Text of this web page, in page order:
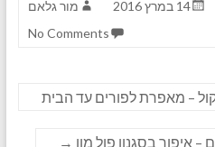
מור גלאם 14 במרץ 2016
No Comments
– מאפרת לפורים עד הבית
– איפור בסגנון פול מון →